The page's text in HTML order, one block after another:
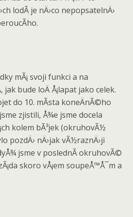
lodÃ­ je nÄ›co nepopsatelnÄ›
mÃ¡ svoji funkci a na
bude loÄ Å¡lapat jako celek.
do 10. mÃ­sta koneÄnÃ©ho
zjistili, Å¾e jsme docela
kolem bÃ³jek (okruhovÃ½
pozdÄ› nÄ›jak vÃ½raznÄ›ji
jsme v poslednÃ­ okruhovÃ©
skoro vÅ¡em soupeÅ™Å¯m a